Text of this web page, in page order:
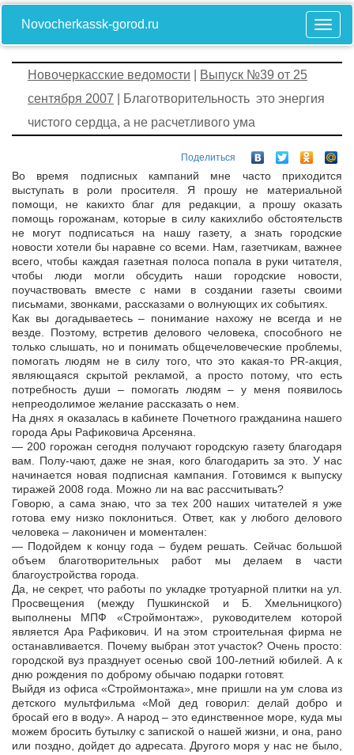
Novocherkassk-gorod.ru
Новочеркасские ведомости
Выпуск №39 от 25
сентября 2007 | Благотворительность ­ это энергия
чистого сердца, а не расчетливого ума
Поделиться
Во время подписных кампаний мне часто приходится
выступать в роли просителя. Я прошу не материальной
помощи, не каких­то благ для редакции, а прошу оказать
помощь горожанам, которые в силу каких­либо обстоятельств
не могут подписаться на нашу газету, а знать городские
новости хотели бы наравне со всеми. Нам, газетчикам, важнее
всего, чтобы каждая газетная полоса попала в руки читателя,
чтобы люди могли обсудить наши городские новости,
поучаствовать вместе с нами в создании газеты своими
письмами, звонками, рассказами о волнующих их событиях.
Как вы догадываетесь – понимание нахожу не всегда и не
везде. Поэтому, встретив делового человека, способного не
только слышать, но и понимать общечеловеческие проблемы,
помогать людям не в силу того, что это какая-то PR-акция,
являющаяся скрытой рекламой, а просто потому, что есть
потребность души – помогать людям – у меня появилось
непреодолимое желание рассказать о нем.
На днях я оказалась в кабинете Почетного гражданина нашего
города Ары Рафиковича Арсеняна.
— 200 горожан сегодня получают городскую газету благодаря
вам. Полу-чают, даже не зная, кого благодарить за это. У нас
начинается новая подписная кампания. Готовимся к выпуску
тиражей 2008 года. Можно ли на вас рассчитывать?
Говорю, а сама знаю, что за тех 200 наших читателей я уже
готова ему низко поклониться. Ответ, как у любого делового
человека – лаконичен и моментален:
— Подойдем к концу года – будем решать. Сейчас большой
объем благотворительных работ мы делаем в части
благоустройства города.
Да, не секрет, что работы по укладке тротуарной плитки на ул.
Просвещения (между Пушкинской и Б. Хмельницкого)
выполнены МПФ «Строймонтаж», руководителем которой
является Ара Рафикович. И на этом строительная фирма не
останавливается. Почему выбран этот участок? Очень просто:
городской вуз празднует осенью свой 100-летний юбилей. А к
дню рождения по доброму обычаю подарки готовят.
Выйдя из офиса «Строймонтажа», мне пришли на ум слова из
детского мультфильма «Мой дед говорил: делай добро и
бросай его в воду». А народ – это единственное море, куда мы
можем бросить бутылку с запиской о нашей жизни, и она, рано
или поздно, дойдет до адресата. Другого моря у нас не было,